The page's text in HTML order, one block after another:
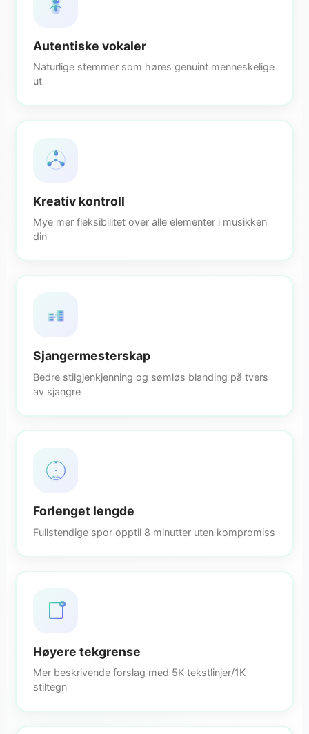
Autentiske vokaler
Naturlige stemmer som høres genuint menneskelige
ut
Kreativ kontroll
Mye mer fleksibilitet over alle elementer i musikken
din
Sjangermesterskap
Bedre stilgjenkjenning og sømløs blanding på tvers
av sjangre
8min
Forlenget lengde
Fullstendige spor opptil 8 minutter uten kompromiss
5K
Høyere tekgrense
Mer beskrivende forslag med 5K tekstlinjer/1K
stiltegn